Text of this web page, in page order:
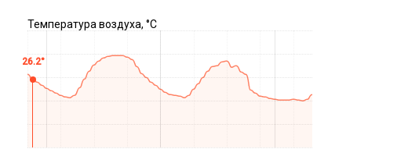
Температура воздуха, °C
26.2°